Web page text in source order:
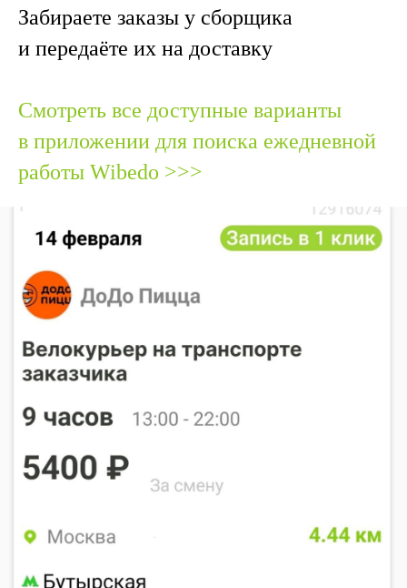
Забираете заказы у сборщика
и передаёте их на доставку
Смотреть все доступные варианты
в приложении для поиска ежедневной
работы Wibedo >>>